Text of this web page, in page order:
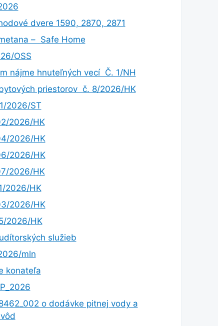
dvere 1590, 2870, 2871
– Safe Home
OSS
nájme hnuteľných vecí Č. 1/NH
priestorov č. 8/2026/HK
2026/ST
2026/HK
2026/HK
2026/HK
2026/HK
2026/HK
2026/HK
2026/HK
služieb
mln
konateľa
o dodávke pitnej vody a